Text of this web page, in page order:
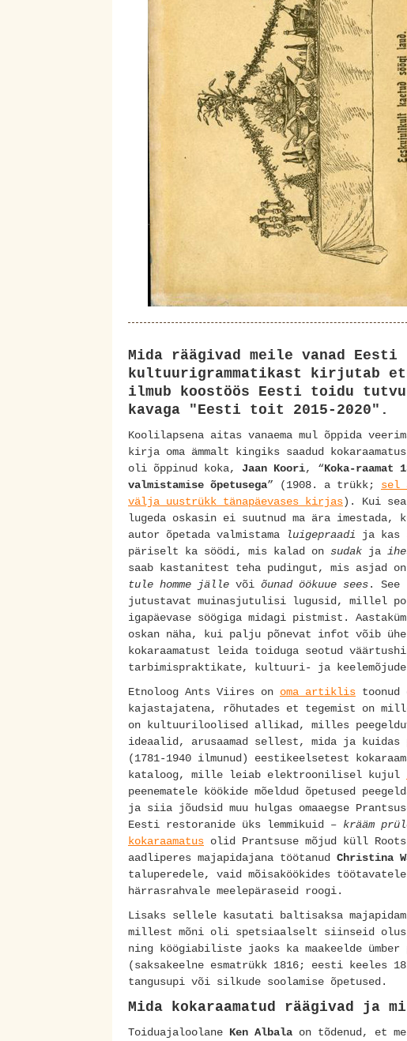
Mida räägivad meile vanad
kultuurigrammatikast kirjutab
ilmub koostöös Eesti toidu
kavaga "Eesti toit 2015-2020".
Koolilapsena aitas vanaema mul õppida
kirja oma ämmalt kingiks saadud
oli õppinud koka, Jaan Koori, “Koka-raamat
valmistamise õpetusega” (1908. a trükk; sel
välja uustrükk tänapäevases kirjas). Kui
lugeda oskasin ei suutnud ma ära imestada,
autor õpetada valmistama
luigepraadi ja kas
päriselt ka söödi, mis kalad on sudak ja
saab kastanitest teha pudingut, mis asjad on
tule homme jälle või õunad öökuue sees. See
jutustavat muinasjutulisi lugusid, millel
igapäevase söögiga midagi pistmist.
oskan näha, kui palju põnevat infot võib
kokaraamatust leida toiduga seotud
tarbimispraktikate, kultuuri- ja
Etnoloog Ants Viires on oma artiklis
kajastajatena, rõhutades et tegemist on
on kultuuriloolised allikad, milles
ideaalid, arusaamad sellest, mida ja kuidas
(1781-1940 ilmunud) eestikeelsetest
kataloog, mille leiab elektroonilisel kujul
peenematele köökide mõeldud õpetused
ja siia jõudsid muu hulgas omaaegse
Eesti restoranide üks lemmikuid – krääm
kokaraamatus olid Prantsuse mõjud küll
aadliperes majapidajana töötanud Christina
taluperedele, vaid mõisaköökides
härrasrahvale meelepäraseid roogi.
Lisaks sellele kasutati baltisaksa
millest mõni oli spetsiaalselt siinseid
ning köögiabiliste jaoks ka maakeelde ümber
(saksakeelne esmatrükk 1816; eesti keeles
tangusupi või silkude soolamise õpetused.
Mida kokaraamatud räägivad ja
Toiduajaloolane Ken Albala on tõdenud, et